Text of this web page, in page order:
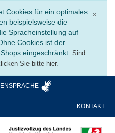
×
Cookies für ein optimales
beispielsweise die
Spracheinstellung auf
Cookies ist der
eingeschränkt. Sind
Sie bitte hier.
KONTAKT